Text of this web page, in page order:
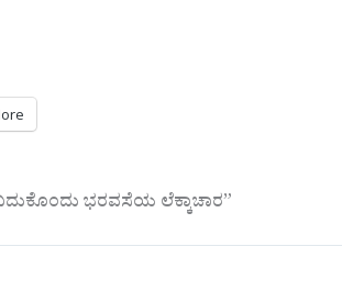
ಭರವಸೆಯ ಲೆಕ್ಕಾಚಾರ”